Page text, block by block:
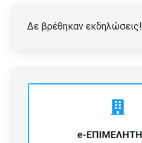
Δε βρέθηκαν εκδηλώσεις!